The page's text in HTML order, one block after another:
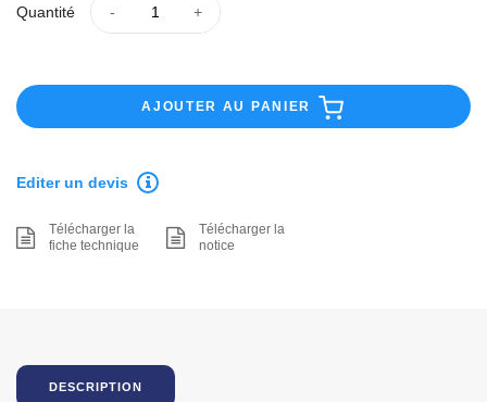
Quantité
AJOUTER AU PANIER
Editer un devis
Télécharger la
fiche technique
Télécharger la
notice
DESCRIPTION